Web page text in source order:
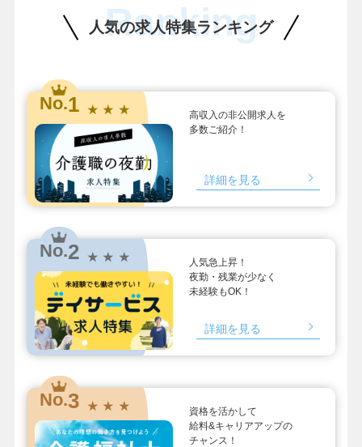
人気の求人特集ランキング
Ranking
No.1 ★ ★ ★
高収入の非公開求人を
多数ご紹介！
詳細を見る
No.2 ★ ★ ★
人気急上昇！
夜勤・残業が少なく
未経験もOK！
詳細を見る
No.3 ★ ★ ★
資格を活かして
給料&キャリアアップの
チャンス！